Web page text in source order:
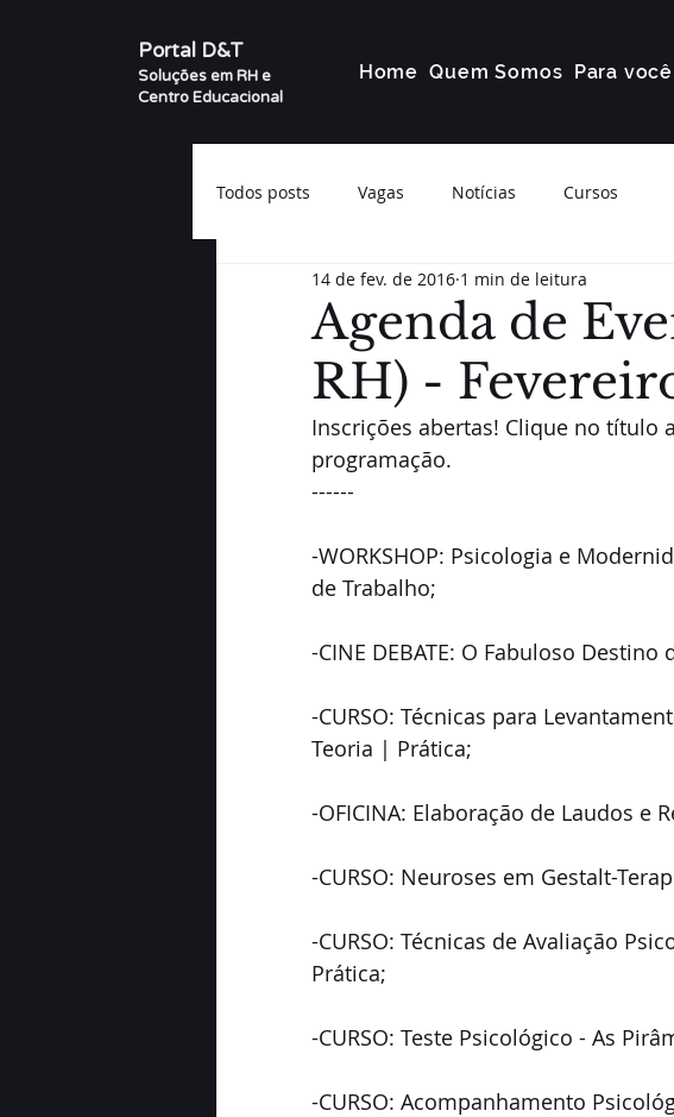
Portal D&T
Soluções em RH e
Centro Educacional
Home Quem Somos Para você
Todos posts Vagas Notícias Cursos
Agenda de
RH) -
14 de fev. de 2016 1 min de leitura
Inscrições abertas! Clique no
programação.
------
-WORKSHOP: Psicologia e
de Trabalho;
-CINE DEBATE: O Fabuloso
-CURSO: Técnicas para
Teoria | Prática;
-OFICINA: Elaboração de Laudos e
-CURSO: Neuroses em Gestalt-
-CURSO: Técnicas de Avaliação
Prática;
-CURSO: Teste Psicológico - As
-CURSO: Acompanhamento